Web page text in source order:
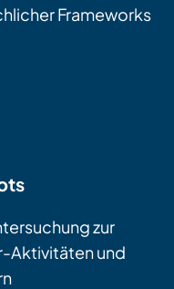
Frameworks
zur
Aktivitäten und